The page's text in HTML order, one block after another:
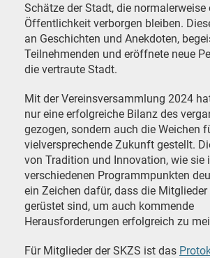
Schätze der Stadt, die normalerweise
Öffentlichkeit verborgen bleiben.
an Geschichten und Anekdoten,
Teilnehmenden und eröffnete neue
die vertraute Stadt.
Mit der Vereinsversammlung 2024
nur eine erfolgreiche Bilanz des
gezogen, sondern auch die Weichen
vielversprechende Zukunft gestellt.
von Tradition und Innovation, wie sie
verschiedenen Programmpunkten
ein Zeichen dafür, dass die Mitglieder
gerüstet sind, um auch kommende
Herausforderungen erfolgreich zu
Für Mitglieder der SKZS ist das